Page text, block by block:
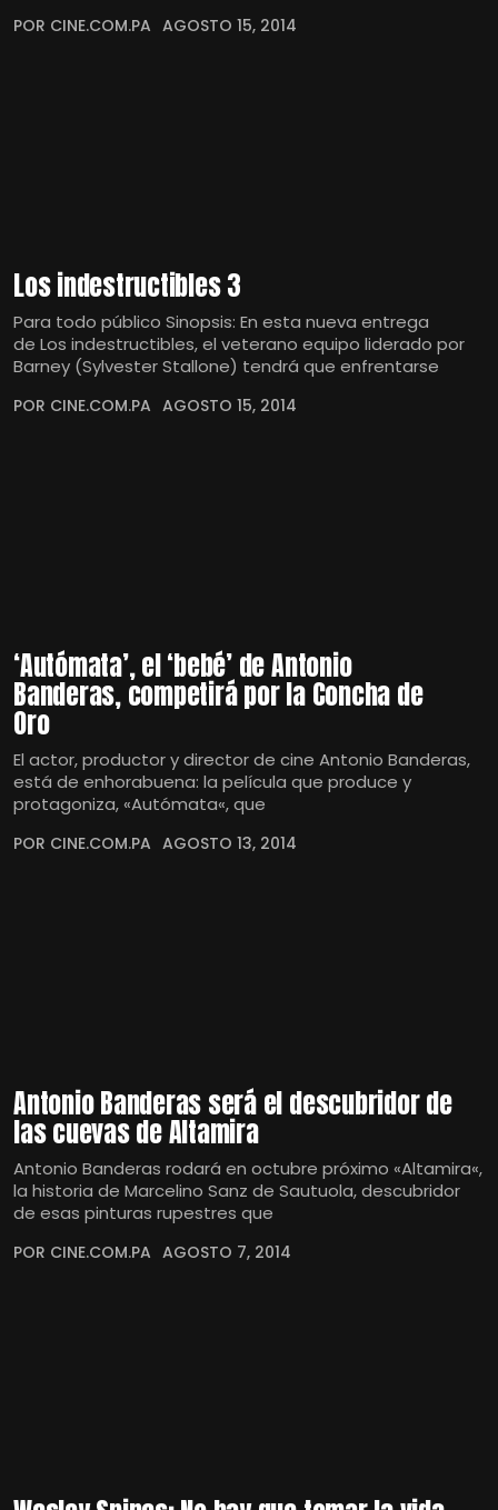
POR CINE.COM.PA AGOSTO 15, 2014
Los indestructibles 3
Para todo público Sinopsis: En esta nueva entrega
de Los indestructibles, el veterano equipo liderado por
Barney (Sylvester Stallone) tendrá que enfrentarse
POR CINE.COM.PA AGOSTO 15, 2014
‘Autómata’, el ‘bebé’ de Antonio
Banderas, competirá por la Concha de
Oro
El actor, productor y director de cine Antonio Banderas,
está de enhorabuena: la película que produce y
protagoniza, «Autómata«, que
POR CINE.COM.PA AGOSTO 13, 2014
Antonio Banderas será el descubridor de
las cuevas de Altamira
Antonio Banderas rodará en octubre próximo «Altamira«,
la historia de Marcelino Sanz de Sautuola, descubridor
de esas pinturas rupestres que
POR CINE.COM.PA AGOSTO 7, 2014